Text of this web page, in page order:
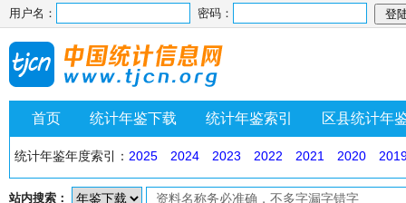
用户名： 密码：
首页 统计年鉴下载 统计年鉴索引 区县统计年
统计年鉴年度索引： 2025 2024 2023 2022 2021 2020
站内搜索：